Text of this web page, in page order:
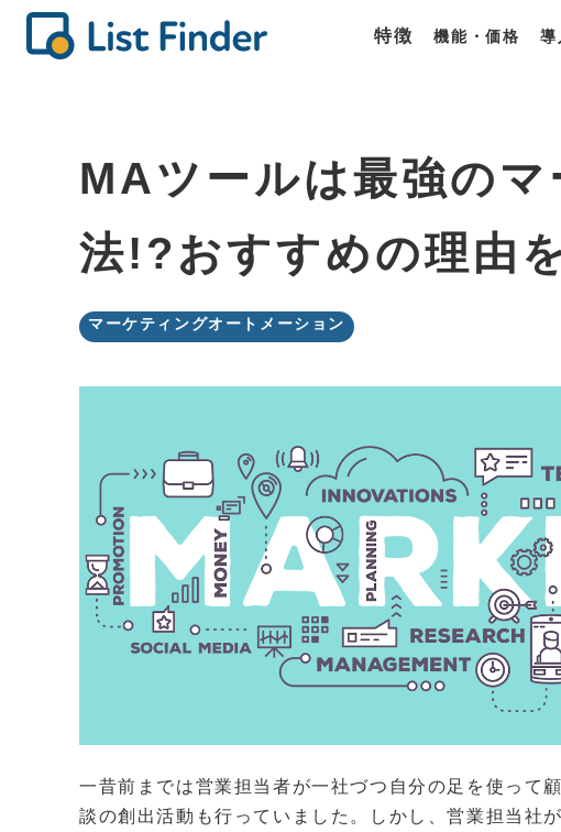
特徴 機能・価格 導
MAツールは最強の
法!?おすすめの理由
マーケティングオートメーション
一昔前までは営業担当者が一社づつ自分の足を使って
談の創出活動も行っていました。しかし、営業担当社